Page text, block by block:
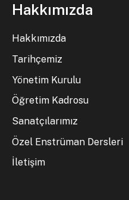
Hakkımızda
Hakkımızda
Tarihçemiz
Yönetim Kurulu
Öğretim Kadrosu
Sanatçılarımız
Özel Enstrüman Dersleri
İletişim